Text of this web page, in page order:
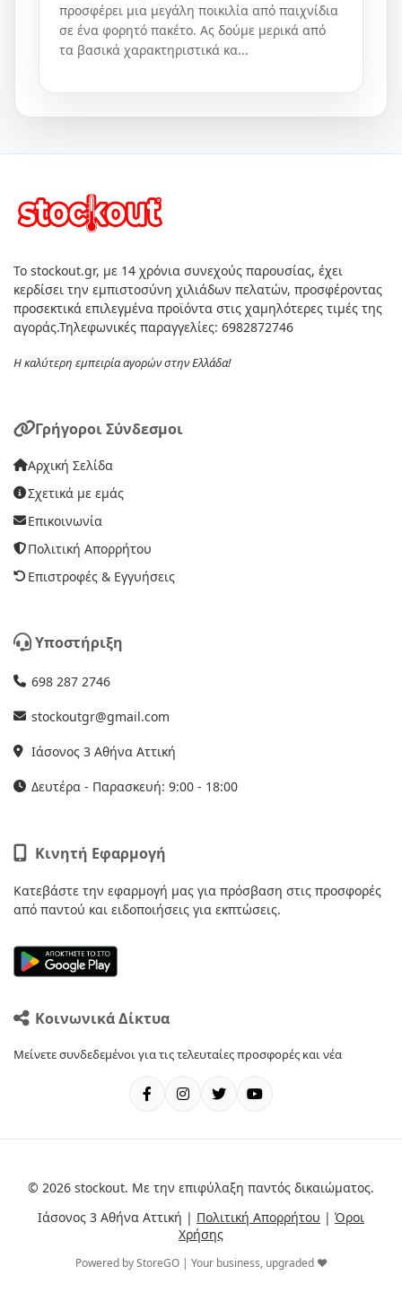
προσφέρει μια μεγάλη ποικιλία από παιχνίδια
σε ένα φορητό πακέτο. Ας δούμε μερικά από
τα βασικά χαρακτηριστικά κα...
Το stockout.gr, με 14 χρόνια συνεχούς παρουσίας, έχει
κερδίσει την εμπιστοσύνη χιλιάδων πελατών, προσφέροντας
προσεκτικά επιλεγμένα προϊόντα στις χαμηλότερες τιμές της
αγοράς.Τηλεφωνικές παραγγελίες: 6982872746
Η καλύτερη εμπειρία αγορών στην Ελλάδα!
Γρήγοροι Σύνδεσμοι
Αρχική Σελίδα
Σχετικά με εμάς
Επικοινωνία
Πολιτική Απορρήτου
Επιστροφές & Εγγυήσεις
Υποστήριξη
698 287 2746
stockoutgr@gmail.com
Ιάσονος 3 Αθήνα Αττική
Δευτέρα - Παρασκευή: 9:00 - 18:00
Κινητή Εφαρμογή
Κατεβάστε την εφαρμογή μας για πρόσβαση στις προσφορές
από παντού και ειδοποιήσεις για εκπτώσεις.
Κοινωνικά Δίκτυα
Μείνετε συνδεδεμένοι για τις τελευταίες προσφορές και νέα
© 2026 stockout. Με την επιφύλαξη παντός δικαιώματος.
Ιάσονος 3 Αθήνα Αττική | Πολιτική Απορρήτου | Όροι
Χρήσης
Powered by StoreGO | Your business, upgraded ❤️